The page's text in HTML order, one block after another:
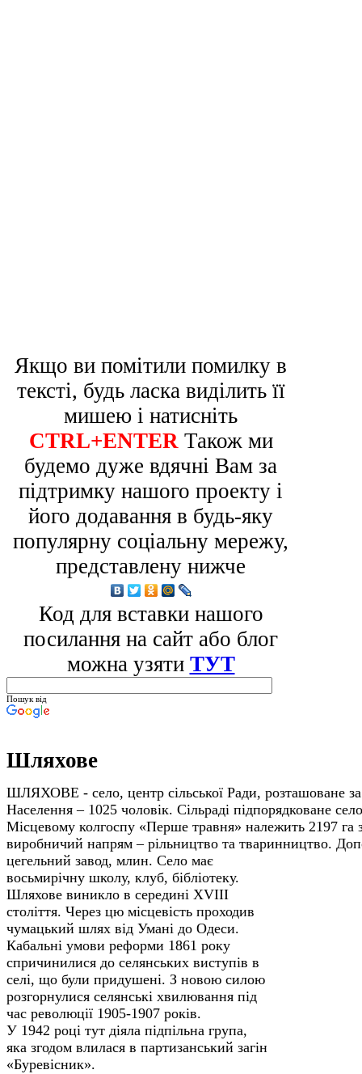
Якщо ви помітили помилку в
тексті, будь ласка виділить її
мишею і натисніть
CTRL+ENTER Також ми
будемо дуже вдячні Вам за
підтримку нашого проекту і
його додавання в будь-яку
популярну соціальну мережу,
представлену нижче
Код для вставки нашого
посилання на сайт або блог
можна узяти ТУТ
Пошук від
Шляхове
ШЛЯХОВЕ - село, центр сільської Ради, розташоване
Населення – 1025 чоловік. Сільраді підпорядковане
Місцевому колгоспу «Перше травня» належить 2197 га
виробничий напрям – рільництво та тваринництво.
цегельний завод, млин. Село має
восьмирічну школу, клуб, бібліотеку.
Шляхове виникло в середині XVIII
століття. Через цю місцевість проходив
чумацький шлях від Умані до Одеси.
Кабальні умови реформи 1861 року
спричинилися до селянських виступів в
селі, що були придушені. З новою силою
розгорнулися селянські хвилювання під
час революції 1905-1907 років.
У 1942 році тут діяла підпільна група,
яка згодом влилася в партизанський загін
«Буревісник».